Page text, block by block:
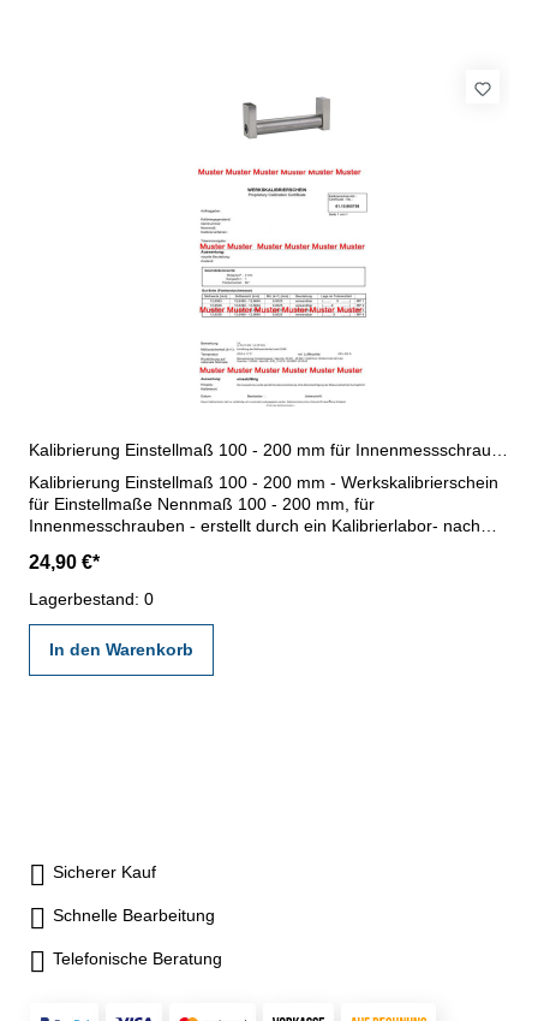
Kalibrierung Einstellmaß 100 - 200 mm - Werkskalibrierschein
für Einstellmaße Nennmaß 100 - 200 mm, für
Innenmesschrauben - erstellt durch ein Kalibrierlabor- nach
angegebenen Werksnormen
24,90 €*
Lagerbestand: 0
In den Warenkorb
Sicherer Kauf
Schnelle Bearbeitung
Telefonische Beratung